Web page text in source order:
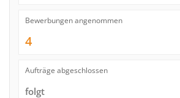
Bewerbungen angenommen
4
Aufträge abgeschlossen
folgt